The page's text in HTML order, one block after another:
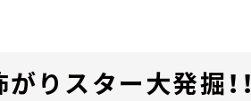
りスター大発掘！！